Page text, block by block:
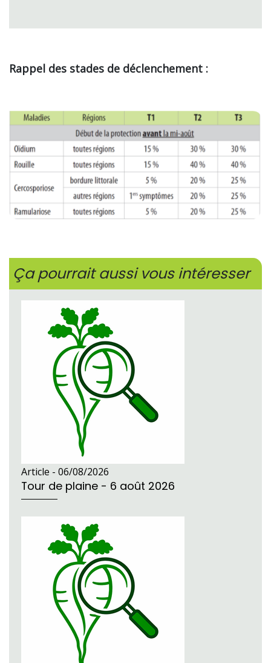
Rappel des stades de déclenchement :
Ça pourrait aussi vous intéresser
Article - 06/08/2026
Tour de plaine - 6 août 2026